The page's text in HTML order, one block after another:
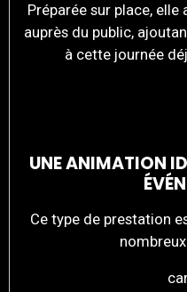
Préparée sur place,
auprès du public,
à cette journée
UNE ANIMATION
Ce type de prestation